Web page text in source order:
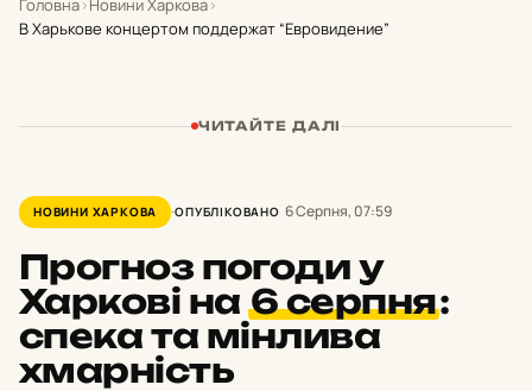
Головна› Новини Харкова›
В Харькове концертом поддержат “Евровидение”
ЧИТАЙТЕ ДАЛІ
НОВИНИ ХАРКОВА ОПУБЛІКОВАНО 6 Серпня, 07:59
Прогноз погоди у
Харкові на 6 серпня:
спека та мінлива
хмарність